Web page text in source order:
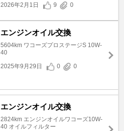
2026年2月1日
9 0
エンジンオイル交換
5604km ワコーズプロステージS 10W-
40
2025年9月29日
0 0
エンジンオイル交換
2824km エンジンオイルワコーズ10W-
40 オイルフィルター